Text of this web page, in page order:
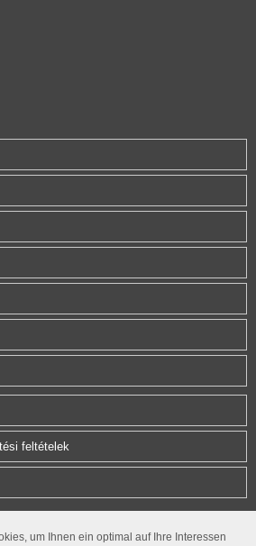
um Ihnen ein optimal auf Ihre Interessen
feltételek